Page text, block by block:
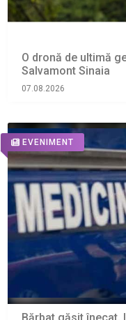
O dronă de ultimă
Salvamont Sinaia
07.08.2026
EVENIMENT
Bărbat găsit înecat,